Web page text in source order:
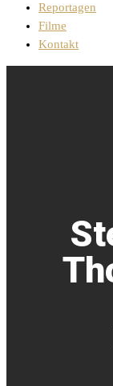
Reportagen
Filme
Kontakt